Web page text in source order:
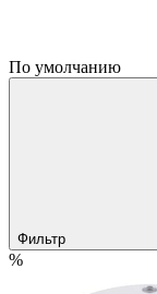
По умолчанию
Фильтр
%